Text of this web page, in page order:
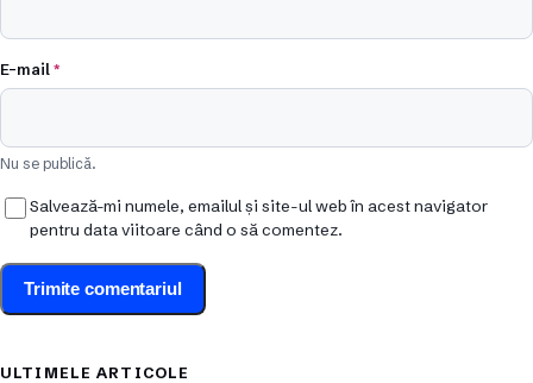
E-mail*
Nu se publică.
Salvează-mi numele, emailul și site-ul web în acest navigator
pentru data viitoare când o să comentez.
ULTIMELE ARTICOLE